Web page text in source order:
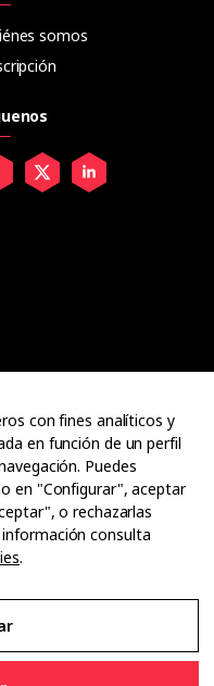
somos
con fines analíticos y
en función de un perfil
Puedes
en "Configurar", aceptar
o rechazarlas
consulta
.